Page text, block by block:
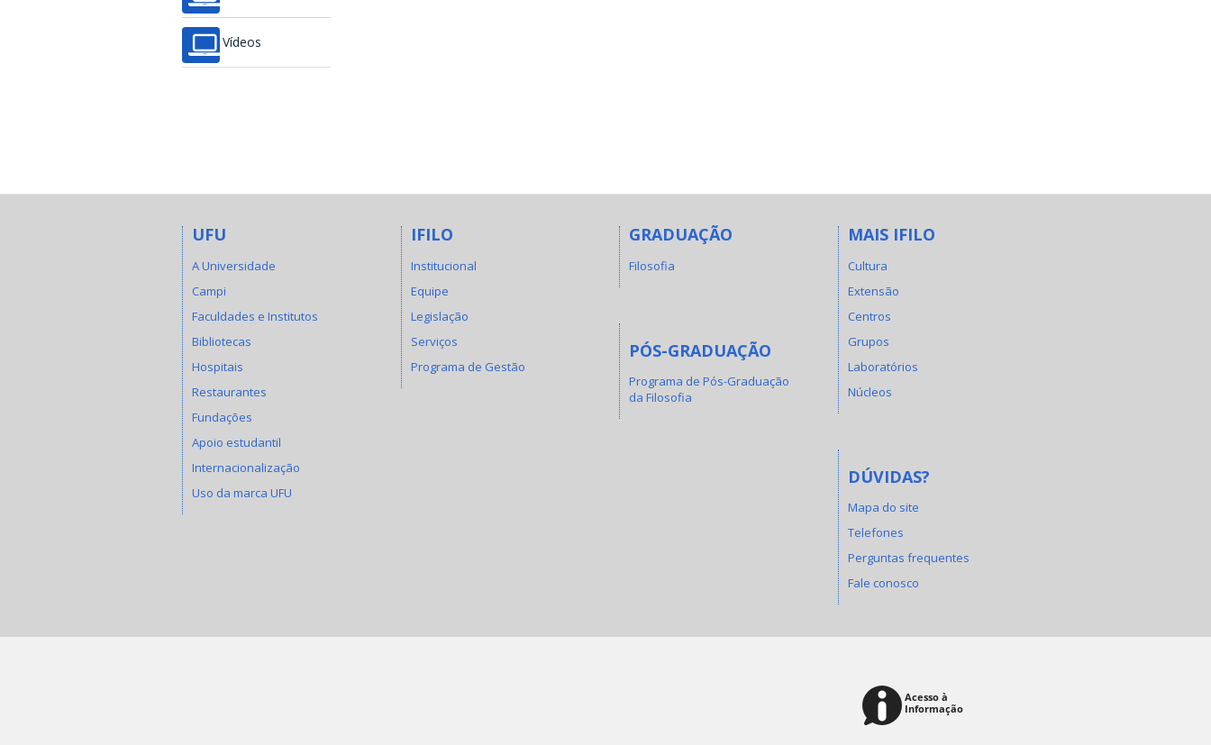
Vídeos
UFU
A Universidade
Campi
Faculdades e Institutos
Bibliotecas
Hospitais
Restaurantes
Fundações
Apoio estudantil
Internacionalização
Uso da marca UFU
IFILO
Institucional
Equipe
Legislação
Serviços
Programa de Gestão
GRADUAÇÃO
Filosofia
PÓS-GRADUAÇÃO
Programa de Pós-Graduação
da Filosofia
MAIS IFILO
Cultura
Extensão
Centros
Grupos
Laboratórios
Núcleos
DÚVIDAS?
Mapa do site
Telefones
Perguntas frequentes
Fale conosco